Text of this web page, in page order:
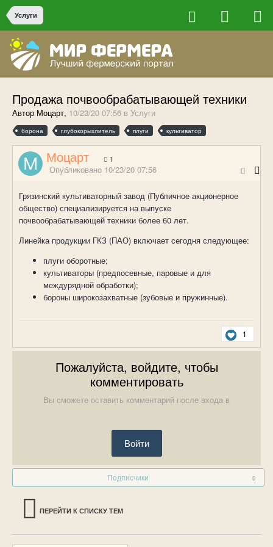
Услуги
Продажа почвообрабатывающей техники
Автор Моцарт, 10/23/20 07:56 в Услуги
борона глубокорыхлитель плуги культиватор
Моцарт 1
Опубликовано 10/23/20 07:56
Грязинский культиваторный завод (Публичное акционерное
общество) специализируется на выпуске
почвообрабатывающей техники более 60 лет.
Линейка продукции ГКЗ (ПАО) включает сегодня следующее:
плуги оборотные;
культиваторы (предпосевные, паровые и для
междурядной обработки);
бороны широкозахватные (зубовые и пружинные).
1
Пожалуйста, войдите, чтобы
комментировать
Вы сможете оставить комментарий после входа в
Войти
Подписчики 0
ПЕРЕЙТИ К СПИСКУ ТЕМ